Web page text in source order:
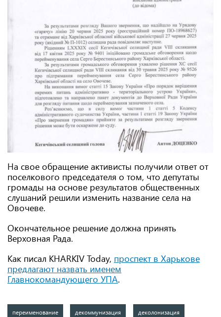
На свое обращение активисты получили ответ от
поселкового председателя о том, что депутаты
громады на основе результатов общественных
слушаний решили изменить название села на
Овочеве.
Окончательное решение должна принять
Верховная Рада.
Как писал KHARKIV Today, проспект в Харькове
предлагают назвать именем
Главнокомандующего УПА.
переименование декоммунизация деколонизация